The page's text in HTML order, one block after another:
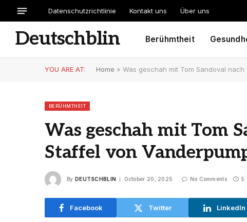
Datenschutzrichtlinie Kontakt uns Über uns
Deutschblin Berühmtheit
YOU ARE AT: Home » Was geschah mit Tom Sandoval nach
BERÜHMTHEIT
Was geschah mit Tom
Staffel von
By DEUTSCHBLIN October 20, 2025 No Comments 5
Facebook Twitter LinkedIn